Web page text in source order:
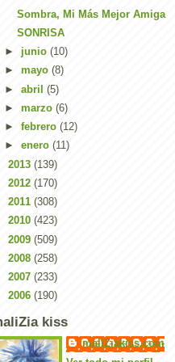
Sombra, Mi Más Mejor Amiga
SONRISA
► junio (10)
► mayo (8)
► abril (5)
► marzo (6)
► febrero (12)
► enero (11)
2013 (139)
2012 (170)
2011 (308)
2010 (423)
2009 (509)
2008 (258)
2007 (233)
2006 (190)
kiss
maliZiakiss.com